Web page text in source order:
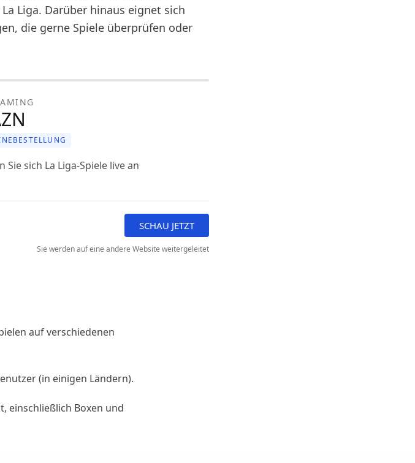
Liga. Darüber hinaus eignet sich
die gerne Spiele überprüfen oder
Sie sich La Liga-Spiele live an
SCHAU JETZT
Sie werden auf eine andere Website weitergeleitet
auf verschiedenen
(in einigen Ländern).
einschließlich Boxen und